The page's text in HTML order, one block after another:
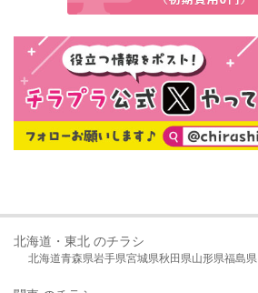
北海道・東北 のチラシ
北海道青森県岩手県宮城県秋田県山形県福島県